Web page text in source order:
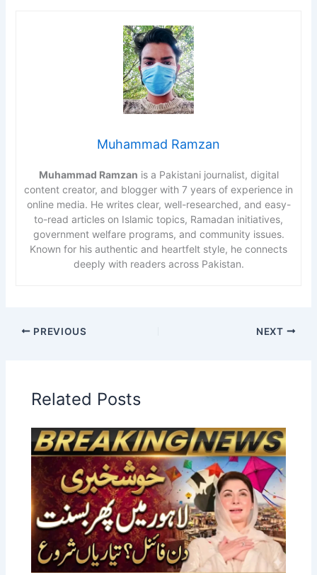
Muhammad Ramzan
Muhammad Ramzan is a Pakistani journalist, digital
content creator, and blogger with 7 years of experience in
online media. He writes clear, well-researched, and easy-
to-read articles on Islamic topics, Ramadan initiatives,
government welfare programs, and community issues.
Known for his authentic and heartfelt style, he connects
deeply with readers across Pakistan.
PREVIOUS NEXT
Related Posts